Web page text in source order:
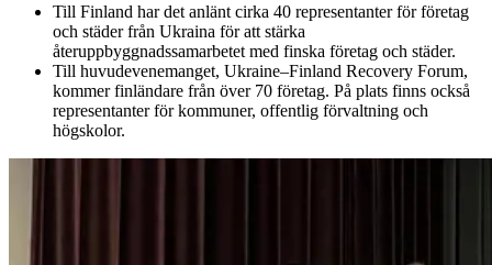
Till Finland har det anlänt cirka 40 representanter för företag
och städer från Ukraina för att stärka
återuppbyggnadssamarbetet med finska företag och städer.
Till huvudevenemanget, Ukraine–Finland Recovery Forum,
kommer finländare från över 70 företag. På plats finns också
representanter för kommuner, offentlig förvaltning och
högskolor.